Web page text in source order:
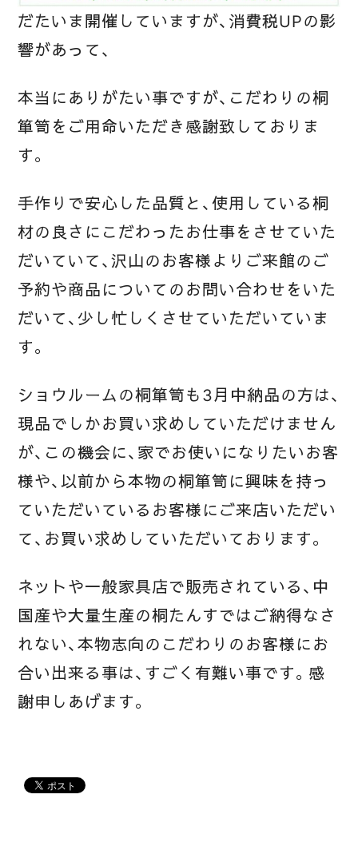
だたいま開催していますが、消費税UPの影
響があって、
本当にありがたい事ですが、こだわりの桐
箪笥をご用命いただき感謝致しておりま
す。
手作りで安心した品質と、使用している桐
材の良さにこだわったお仕事をさせていた
だいていて、沢山のお客様よりご来館のご
予約や商品についてのお問い合わせをいた
だいて、少し忙しくさせていただいていま
す。
ショウルームの桐箪笥も3月中納品の方は、
現品でしかお買い求めしていただけません
が、この機会に、家でお使いになりたいお客
様や、以前から本物の桐箪笥に興味を持っ
ていただいているお客様にご来店いただい
て、お買い求めしていただいております。
ネットや一般家具店で販売されている、中
国産や大量生産の桐たんすではご納得なさ
れない、本物志向のこだわりのお客様にお
合い出来る事は、すごく有難い事です。感
謝申しあげます。